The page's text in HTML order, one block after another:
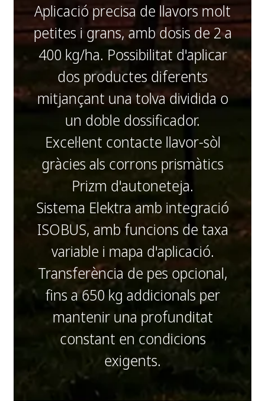
Aplicació precisa de llavors molt
petites i grans, amb dosis de 2 a
400 kg/ha. Possibilitat d'aplicar
dos productes diferents
mitjançant una tolva dividida o
un doble dossificador.
Excel·lent contacte llavor-sòl
gràcies als corrons prismàtics
Prizm d'autoneteja.
Sistema Elektra amb integració
ISOBUS, amb funcions de taxa
variable i mapa d'aplicació.
Transferència de pes opcional,
fins a 650 kg addicionals per
mantenir una profunditat
constant en condicions
exigents.